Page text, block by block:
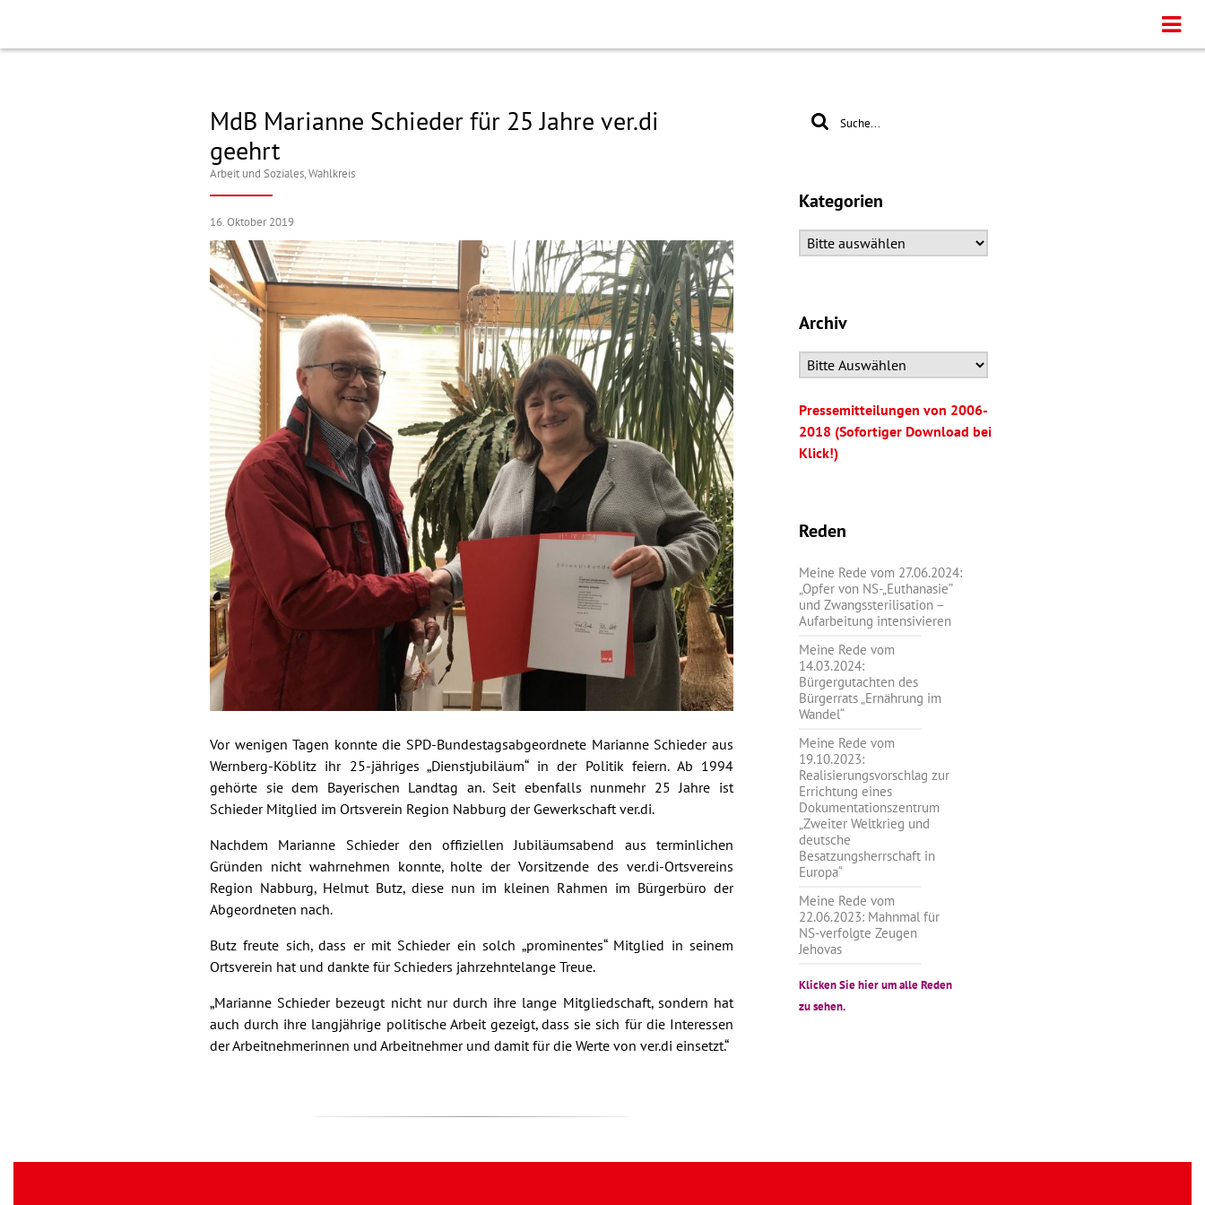
MdB Marianne Schieder für 25 Jahre ver.di
geehrt
Arbeit und Soziales,Wahlkreis
16. Oktober 2019
Vor wenigen Tagen konnte die SPD-Bundestagsabgeordnete Marianne Schieder aus
Wernberg-Köblitz ihr 25-jähriges „Dienstjubiläum“ in der Politik feiern. Ab 1994
gehörte sie dem Bayerischen Landtag an. Seit ebenfalls nunmehr 25 Jahre ist
Schieder Mitglied im Ortsverein Region Nabburg der Gewerkschaft ver.di.
Nachdem Marianne Schieder den offiziellen Jubiläumsabend aus terminlichen
Gründen nicht wahrnehmen konnte, holte der Vorsitzende des ver.di-Ortsvereins
Region Nabburg, Helmut Butz, diese nun im kleinen Rahmen im Bürgerbüro der
Abgeordneten nach.
Butz freute sich, dass er mit Schieder ein solch „prominentes“ Mitglied in seinem
Ortsverein hat und dankte für Schieders jahrzehntelange Treue.
„Marianne Schieder bezeugt nicht nur durch ihre lange Mitgliedschaft, sondern hat
auch durch ihre langjährige politische Arbeit gezeigt, dass sie sich für die Interessen
der Arbeitnehmerinnen und Arbeitnehmer und damit für die Werte von ver.di einsetzt.“
Kategorien
Archiv
Pressemitteilungen von 2006-
2018 (Sofortiger Download bei
Klick!)
Reden
Meine Rede vom 27.06.2024:
„Opfer von NS-„Euthanasie”
und Zwangssterilisation –
Aufarbeitung intensivieren
Meine Rede vom
14.03.2024:
Bürgergutachten des
Bürgerrats „Ernährung im
Wandel“
Meine Rede vom
19.10.2023:
Realisierungsvorschlag zur
Errichtung eines
Dokumentationszentrum
„Zweiter Weltkrieg und
deutsche
Besatzungsherrschaft in
Europa“
Meine Rede vom
22.06.2023: Mahnmal für
NS-verfolgte Zeugen
Jehovas
Klicken Sie hier um alle Reden
zu sehen.